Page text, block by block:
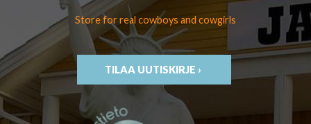
Store for real cowboys and cowgirls
TILAA UUTISKIRJE ›